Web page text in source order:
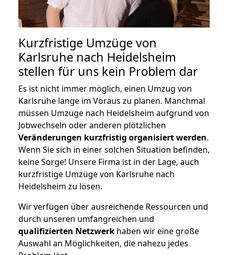
Kurzfristige Umzüge von
Karlsruhe nach Heidelsheim
stellen für uns kein Problem dar
Es ist nicht immer möglich, einen Umzug von
Karlsruhe lange im Voraus zu planen. Manchmal
müssen Umzüge nach Heidelsheim aufgrund von
Jobwechseln oder anderen plötzlichen
Veränderungen kurzfristig organisiert werden.
Wenn Sie sich in einer solchen Situation befinden,
keine Sorge! Unsere Firma ist in der Lage, auch
kurzfristige Umzüge von Karlsruhe nach
Heidelsheim zu lösen.
Wir verfügen über ausreichende Ressourcen und
durch unseren umfangreichen und
qualifizierten Netzwerk haben wir eine große
Auswahl an Möglichkeiten, die nahezu jedes